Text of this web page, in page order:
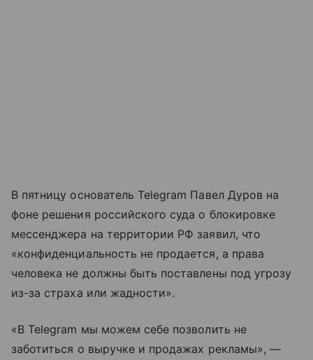
В пятницу основатель Telegram Павел Дуров на
фоне решения российского суда о блокировке
мессенджера на территории РФ заявил, что
«конфиденциальность не продается, а права
человека не должны быть поставлены под угрозу
из-за страха или жадности».
«В Telegram мы можем себе позволить не
заботиться о выручке и продажах рекламы», —